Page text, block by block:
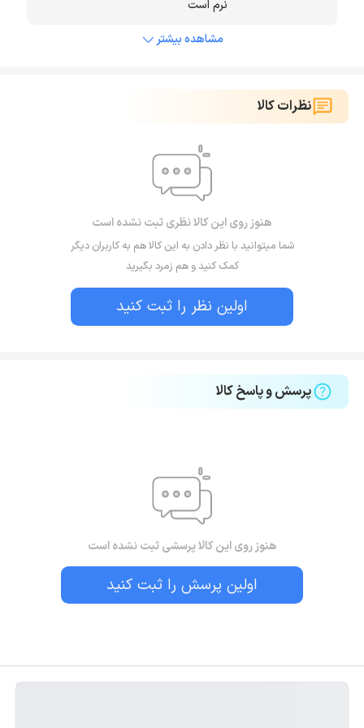
نرم است
مشاهده بیشتر
نظرات کالا
هنوز روی این کالا نظری ثبت نشده است
شما میتوانید با نظر دادن به این کالا هم به کاربران دیگر
کمک کنید و هم زمرد بگیرید
اولین نظر را ثبت کنید
پرسش و پاسخ کالا
هنوز روی این کالا پرسشی ثبت نشده است
اولین پرسش را ثبت کنید